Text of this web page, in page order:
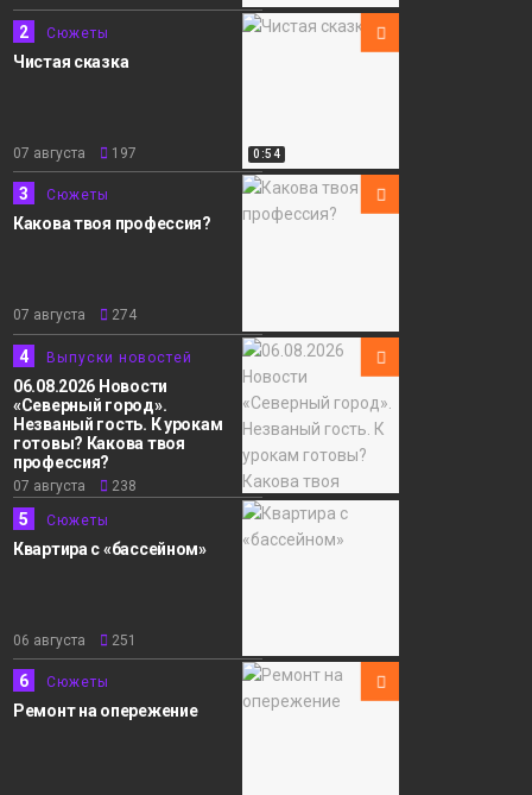
Сюжеты
0:54
2 Сюжеты
Чистая сказка
07 августа 197
3 Сюжеты
Какова твоя профессия?
07 августа 274
4 Выпуски новостей
06.08.2026 Новости
«Северный город».
Незваный гость. К урокам
готовы? Какова твоя
профессия?
07 августа 238
5 Сюжеты
Квартира с «бассейном»
06 августа 251
6 Сюжеты
Ремонт на опережение